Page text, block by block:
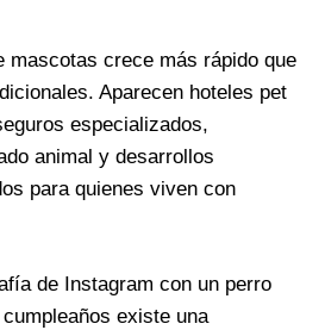
mascotas crece más rápido que
Aparecen hoteles pet
especializados,
animal y desarrollos
para quienes viven con
de Instagram con un perro
existe una